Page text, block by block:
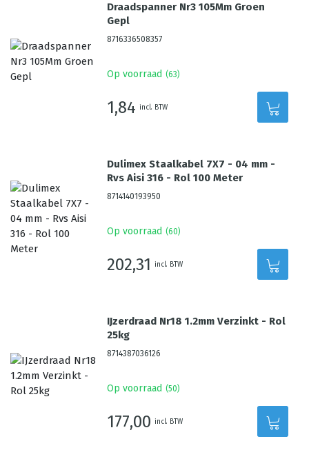
Draadspanner Nr3 105Mm Groen
Gepl
8716336508357
Op voorraad (63)
1,84 incl. BTW
Dulimex Staalkabel 7X7 - 04 mm -
Rvs Aisi 316 - Rol 100 Meter
8714140193950
Op voorraad (60)
202,31 incl. BTW
IJzerdraad Nr18 1.2mm Verzinkt - Rol
25kg
8714387036126
Op voorraad (50)
177,00 incl. BTW